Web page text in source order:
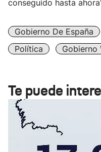
conseguido hasta
Gobierno De España
Política
Gobierno
Te puede